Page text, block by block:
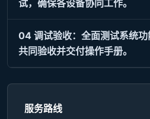
试，确保各设备协同工作。
04 调试验收：全面测试系统
共同验收并交付操作手册。
服务路线